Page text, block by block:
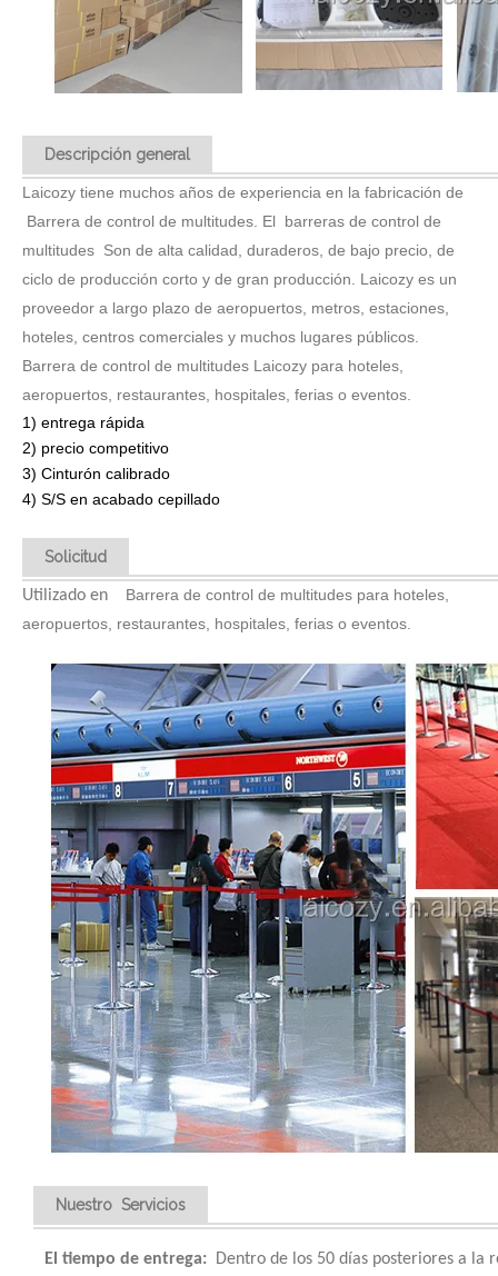
Descripción general
Laicozy tiene muchos años de experiencia en la fabricación de
Barrera de control de multitudes. El barreras de control de
multitudes Son de alta calidad, duraderos, de bajo precio, de
ciclo de producción corto y de gran producción. Laicozy es un
proveedor a largo plazo de aeropuertos, metros, estaciones,
hoteles, centros comerciales y muchos lugares públicos.
Barrera de control de multitudes Laicozy para hoteles,
aeropuertos, restaurantes, hospitales, ferias o eventos.
1) entrega rápida
2) precio competitivo
3) Cinturón calibrado
4) S/S en acabado cepillado
Solicitud
Utilizado en
Barrera de control de multitudes para hoteles,
aeropuertos, restaurantes, hospitales, ferias o eventos.
Nuestro Servicios
El tiempo de entrega:
Dentro de los 50 días posteriores a la